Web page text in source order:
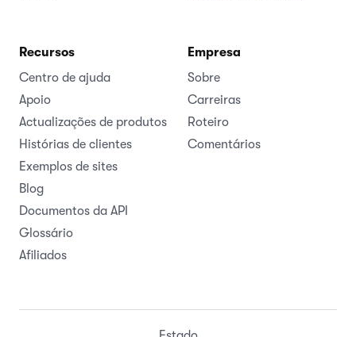
Recursos
Centro de ajuda
Apoio
Actualizações de produtos
Histórias de clientes
Exemplos de sites
Blog
Documentos da API
Glossário
Afiliados
Empresa
Sobre
Carreiras
Roteiro
Comentários